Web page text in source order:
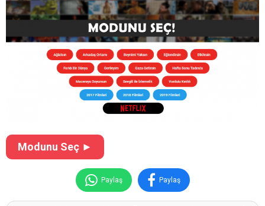
Modunu Seç ►
Paylaş Paylaş